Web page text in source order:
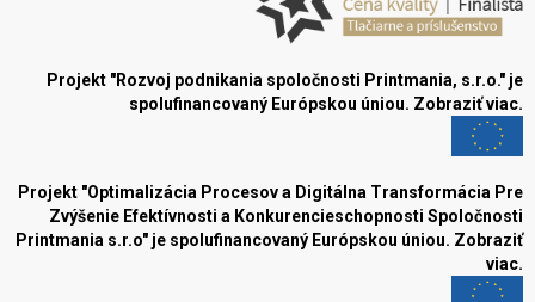
Projekt "Rozvoj podnikania spoločnosti Printmania, s.r.o." je
spolufinancovaný Európskou úniou. Zobraziť viac.
Projekt "Optimalizácia Procesov a Digitálna Transformácia Pre
Zvýšenie Efektívnosti a Konkurencieschopnosti Spoločnosti
Printmania s.r.o" je spolufinancovaný Európskou úniou. Zobraziť
viac.